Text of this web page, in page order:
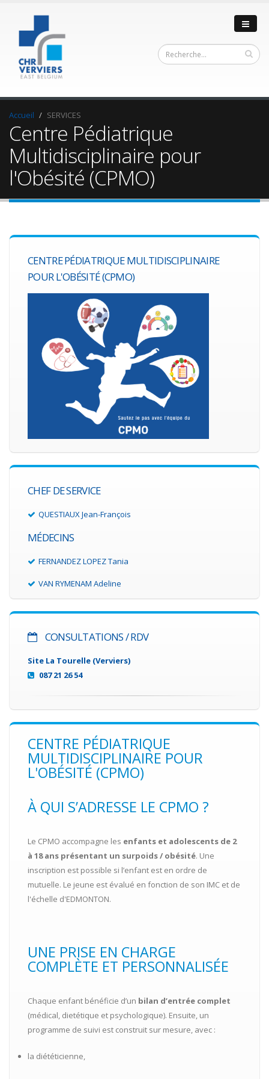
Accueil SERVICES
Centre Pédiatrique
Multidisciplinaire pour
l'Obésité (CPMO)
CENTRE PÉDIATRIQUE MULTIDISCIPLINAIRE
POUR L'OBÉSITÉ (CPMO)
CHEF DE SERVICE
QUESTIAUX Jean-François
MÉDECINS
FERNANDEZ LOPEZ Tania
VAN RYMENAM Adeline
CONSULTATIONS / RDV
Site La Tourelle (Verviers)
087 21 26 54
CENTRE PÉDIATRIQUE
MULTIDISCIPLINAIRE POUR
L'OBÉSITÉ (CPMO)
À QUI S’ADRESSE LE CPMO ?
Le CPMO accompagne les enfants et adolescents de 2
à 18 ans présentant un surpoids / obésité. Une
inscription est possible si l’enfant est en ordre de
mutuelle. Le jeune est évalué en fonction de son IMC et de
l'échelle d'EDMONTON.
UNE PRISE EN CHARGE
COMPLÈTE ET PERSONNALISÉE
Chaque enfant bénéficie d’un bilan d’entrée complet
(médical, dietétique et psychologique). Ensuite, un
programme de suivi est construit sur mesure, avec :
la diététicienne,